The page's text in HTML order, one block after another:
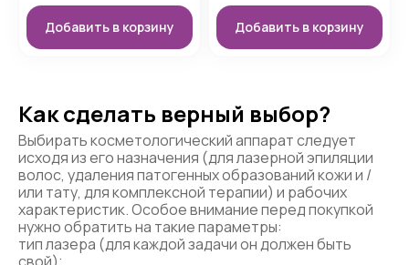
Добавить в корзину Добавить в корзину
Как сделать верный выбор?
Выбирать косметологический аппарат следует
исходя из его назначения (для лазерной эпиляции
волос, удаления патогенных образований кожи и /
или тату, для комплексной терапии) и рабочих
характеристик. Особое внимание перед покупкой
нужно обратить на такие параметры:
тип лазера (для каждой задачи он должен быть